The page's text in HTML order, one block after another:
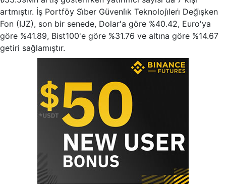
artmıştır. İş Portföy Si̇ber Güvenli̇k Teknoloji̇leri̇ Deği̇şken
Fon (IJZ), son bir senede, Dolar'a göre %40.42, Euro'ya
göre %41.89, Bist100'e göre %31.76 ve altına göre %14.67
getiri sağlamıştır.